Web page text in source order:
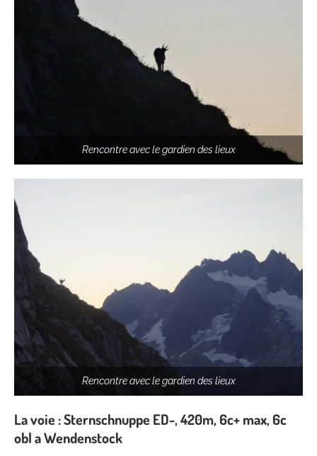
Rencontre avec le gardien des lieux
Rencontre avec le gardien des lieux
La voie : Sternschnuppe ED-, 420m, 6c+ max, 6c
obl a Wendenstock